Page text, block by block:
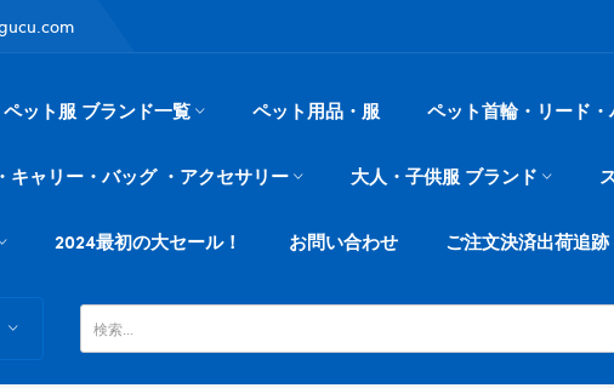
ペット服 ブランド一覧 ペット用品・服 ペット首輪・リード
キャリー・バッグ ・アクセサリー 大人・子供服 ブランド
2024最初の大セール！ お問い合わせ ご注文決済出荷追跡